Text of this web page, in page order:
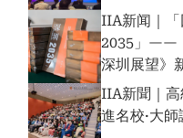
IIA新闻｜「
2035」——
深圳展望》
IIA新聞｜高
進名校·大